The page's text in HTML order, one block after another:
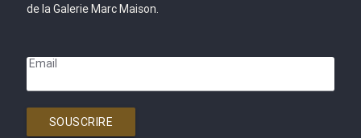
de la Galerie Marc Maison.
Email
SOUSCRIRE